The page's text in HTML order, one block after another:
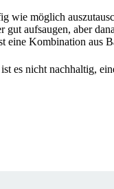
wie möglich
aufsaugen, aber
eine Kombination aus
es nicht nachhaltig,